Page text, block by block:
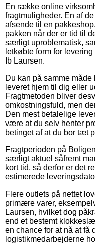
En række online
fragtmuligheder. En af
afsende til en
pakken når der er tid til
særligt uproblematisk,
letkøbte form for
Ib Laursen.
Du kan på samme
leveret hjem til dig eller
Fragtmetoden bliver
omkostningsfuld, men
Den mest betalelige
være at du selv henter
betinget af at du bor tæt
Fragtperioden på
særligt aktuel såfremt
kort tid, så derfor er det
estimerede
Flere outlets på nettet
primære varer,
Laursen, hvilket dog
end et bestemt
en chance for at nå at få
logistikmedarbejderne